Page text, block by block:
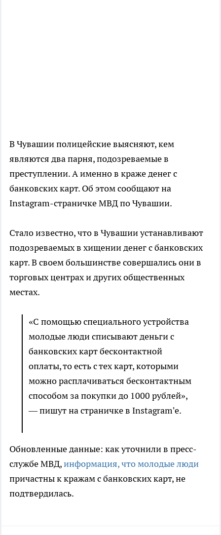
В Чувашии полицейские выясняют, кем
являются два парня, подозреваемые в
преступлении. А именно в краже денег с
банковских карт. Об этом сообщают на
Instagram-страничке МВД по Чувашии.
Стало известно, что в Чувашии устанавливают
подозреваемых в хищении денег с банковских
карт. В своем большинстве совершались они в
торговых центрах и других общественных
местах.
«С помощью специального устройства
молодые люди списывают деньги с
банковских карт бесконтактной
оплаты, то есть с тех карт, которыми
можно расплачиваться бесконтактным
способом за покупки до 1000 рублей»,
— пишут на страничке в Instagram'е.
Обновленные данные: как уточнили в пресс-
службе МВД,информация, что молодые люди
причастны к кражам с банковских карт, не
подтвердилась.